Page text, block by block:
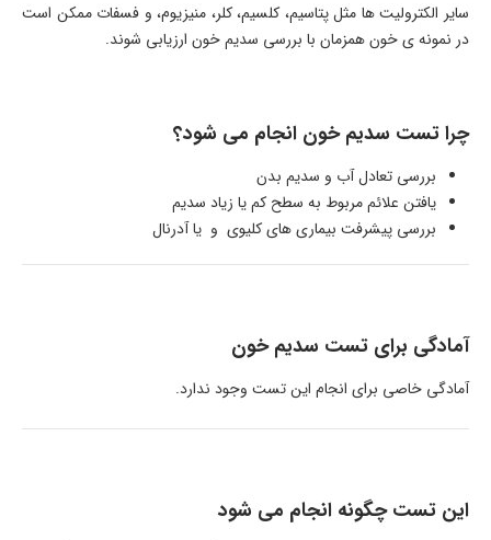
سایر الکترولیت ها مثل پتاسیم، کلسیم، کلر، منیزیوم، و فسفات ممکن است
در نمونه ی خون همزمان با بررسی سدیم خون ارزیابی شوند.
چرا تست سدیم خون انجام می شود؟
بررسی تعادل آب و سدیم بدن
یافتن علائم مربوط به سطح کم یا زیاد سدیم
بررسی پیشرفت بیماری های کلیوی و یا آدرنال
آمادگی برای تست سدیم خون
آمادگی خاصی برای انجام این تست وجود ندارد.
این تست چگونه انجام می شود